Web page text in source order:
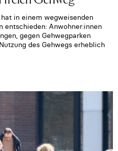
in einem wegweisenden
entschieden: Anwohner:innen
gegen Gehwegparken
des Gehwegs erheblich